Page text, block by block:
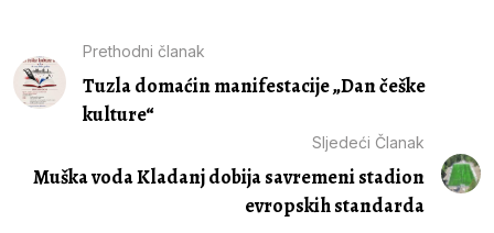
Prethodni članak
Tuzla domaćin manifestacije „Dan češke
kulture“
Sljedeći Članak
Muška voda Kladanj dobija savremeni stadion
evropskih standarda